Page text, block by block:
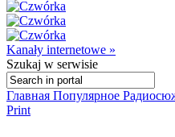
Kanały internetowe »
Szukaj w serwisie
Главная Популярное
Print